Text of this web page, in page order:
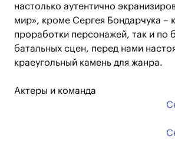
настолько аутентично
мир», кроме Сергея Бондарчука –
проработки персонажей, так и по
батальных сцен, перед нами
краеугольный камень для жанра.
Актеры и команда